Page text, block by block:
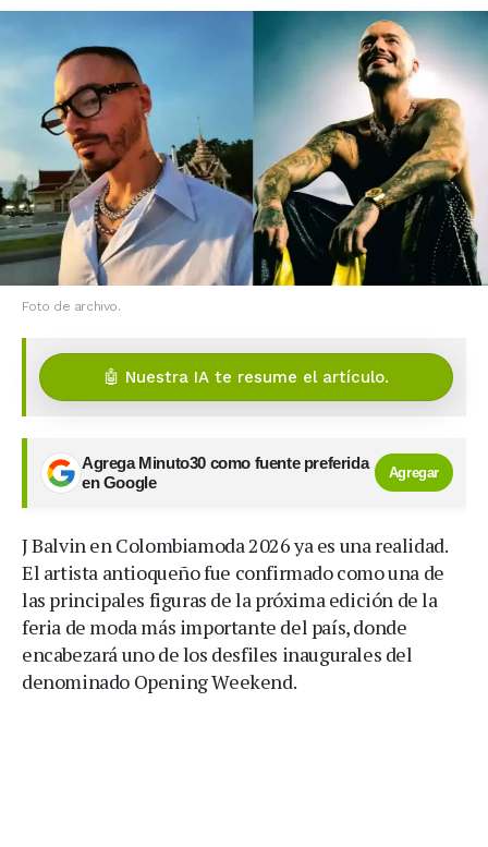
Foto de archivo.
🤖 Nuestra IA te resume el artículo.
Agrega Minuto30 como fuente preferida
en Google
Agregar
J Balvin en Colombiamoda 2026 ya es una realidad.
El artista antioqueño fue confirmado como una de
las principales figuras de la próxima edición de la
feria de moda más importante del país, donde
encabezará uno de los desfiles inaugurales del
denominado Opening Weekend.